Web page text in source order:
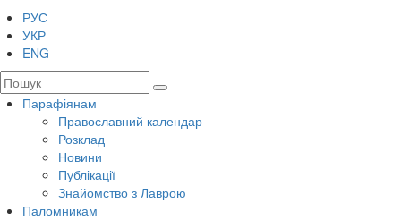
РУС
УКР
ENG
Парафіянам
Православний календар
Розклад
Новини
Публікації
Знайомство з Лаврою
Паломникам